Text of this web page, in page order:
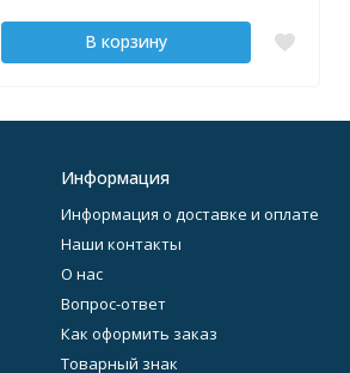
В корзину
Информация
Информация о доставке и оплате
Наши контакты
О нас
Вопрос-ответ
Как оформить заказ
Товарный знак